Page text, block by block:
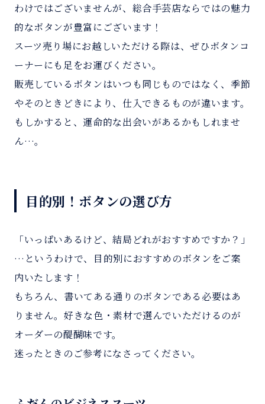
わけではございませんが、総合手芸店ならではの魅力
的なボタンが豊富にございます！
スーツ売り場にお越しいただける際は、ぜひボタンコ
ーナーにも足をお運びください。
販売しているボタンはいつも同じものではなく、季節
やそのときどきにより、仕入できるものが違います。
もしかすると、運命的な出会いがあるかもしれませ
ん…。
目的別！ボタンの選び方
「いっぱいあるけど、結局どれがおすすめですか？」
…というわけで、目的別におすすめのボタンをご案
内いたします！
もちろん、書いてある通りのボタンである必要はあ
りません。好きな色・素材で選んでいただけるのが
オーダーの醍醐味です。
迷ったときのご参考になさってください。